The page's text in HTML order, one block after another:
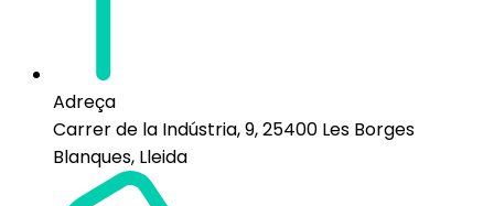
Adreça
Carrer de la Indústria, 9, 25400 Les Borges
Blanques, Lleida